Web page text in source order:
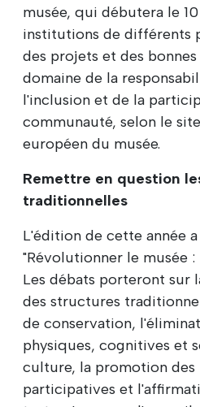
musée, qui débutera le
institutions de différents
des projets et des
domaine de la
l'inclusion et de la
communauté, selon le
européen du musée.
Remettre en question
traditionnelles
L'édition de cette année
"Révolutionner le musée
Les débats porteront sur
des structures
de conservation,
physiques, cognitives et
culture, la promotion des
participatives et